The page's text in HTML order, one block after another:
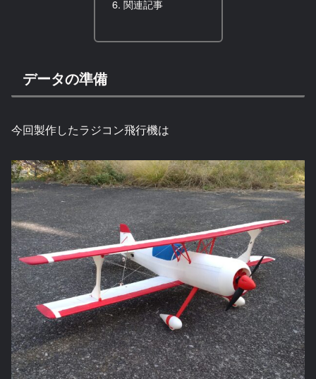
関連記事
データの準備
今回製作したラジコン飛行機は